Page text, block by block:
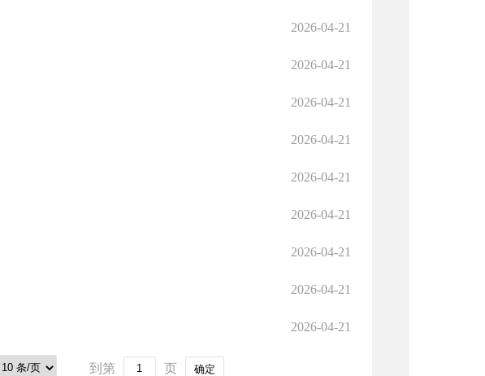
2026-04-21
2026-04-21
2026-04-21
2026-04-21
2026-04-21
2026-04-21
2026-04-21
2026-04-21
2026-04-21
到第 页 确定